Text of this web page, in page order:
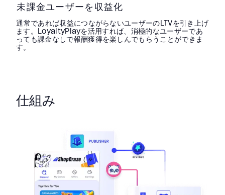
未課金ユーザーを収益化
通常であれば収益につながらないユーザーのLTVを引き上げ
ます。LoyaltyPlayを活用すれば、消極的なユーザーであ
っても課金なしで報酬獲得を楽しんでもらうことができま
す。
仕組み